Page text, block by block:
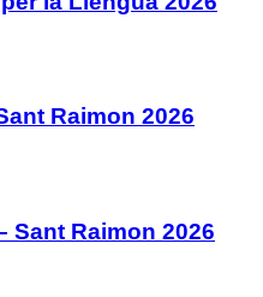
Raimon 2026
Sant Raimon 2026